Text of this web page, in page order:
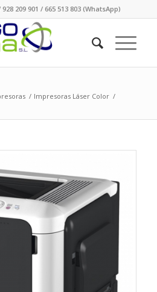
209 901 / 665 513 803 (WhatsApp)
/ Impresoras Láser Color /